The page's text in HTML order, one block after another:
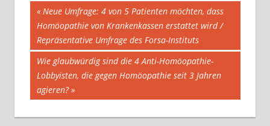
Beitragsnavigation
Vorheriger
Beitrag:
Neue Umfrage: 4 von 5 Patienten möchten, dass
Homöopathie von Krankenkassen erstattet wird /
Repräsentative Umfrage des Forsa-Instituts
Nächster
Beitrag:
Wie glaubwürdig sind die 4 Anti-Homöopathie-
Lobbyisten, die gegen Homöopathie seit 3 Jahren
agieren?